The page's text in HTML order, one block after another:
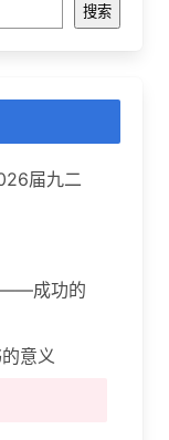
搜索
届九二
——成功的
意义